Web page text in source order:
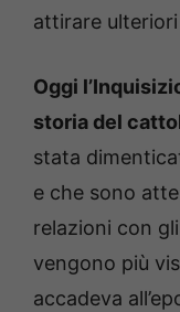
attirare
Oggi
storia del
stata
e che sono
relazioni con
vengono più
accadeva